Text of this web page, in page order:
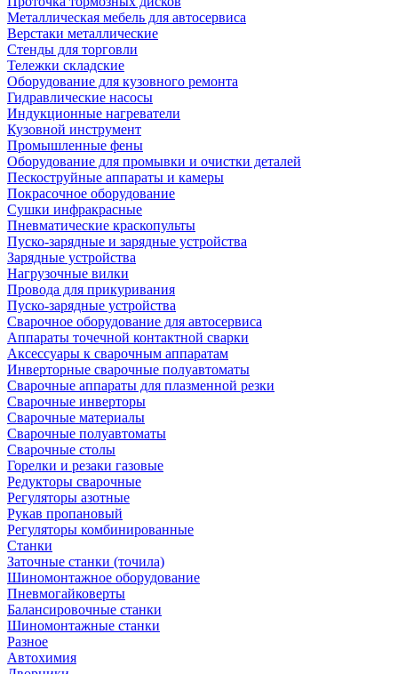
Металлическая мебель для автосервиса
Верстаки металлические
Стенды для торговли
Тележки складские
Оборудование для кузовного ремонта
Гидравлические насосы
Индукционные нагреватели
Кузовной инструмент
Промышленные фены
Оборудование для промывки и очистки деталей
Пескоструйные аппараты и камеры
Покрасочное оборудование
Сушки инфракрасные
Пневматические краскопульты
Пуско-зарядные и зарядные устройства
Зарядные устройства
Нагрузочные вилки
Провода для прикуривания
Пуско-зарядные устройства
Сварочное оборудование для автосервиса
Аппараты точечной контактной сварки
Аксессуары к сварочным аппаратам
Инверторные сварочные полуавтоматы
Сварочные аппараты для плазменной резки
Сварочные инверторы
Сварочные материалы
Сварочные полуавтоматы
Сварочные столы
Горелки и резаки газовые
Редукторы сварочные
Регуляторы азотные
Рукав пропановый
Регуляторы комбинированные
Станки
Заточные станки (точила)
Шиномонтажное оборудование
Пневмогайковерты
Балансировочные станки
Шиномонтажные станки
Разное
Автохимия